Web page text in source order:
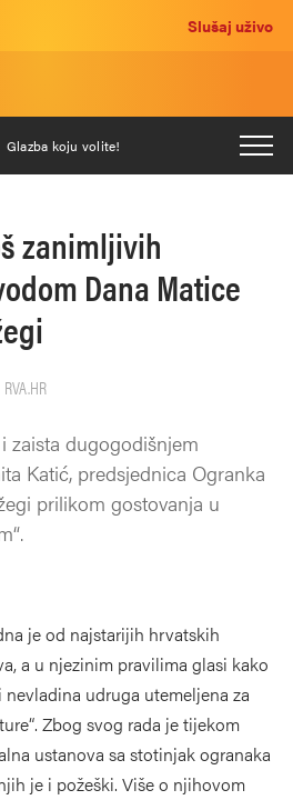
Slušaj uživo
Glazba koju volite!
zanimljivih
Dana Matice
RVA.HR
zaista dugogodišnjem
Katić, predsjednica Ogranka
prilikom gostovanja u
je od najstarijih hrvatskih
a u njezinim pravilima glasi kako
nevladina udruga utemeljena za
Zbog svog rada je tijekom
ustanova sa stotinjak ogranaka
je i požeški. Više o njihovom